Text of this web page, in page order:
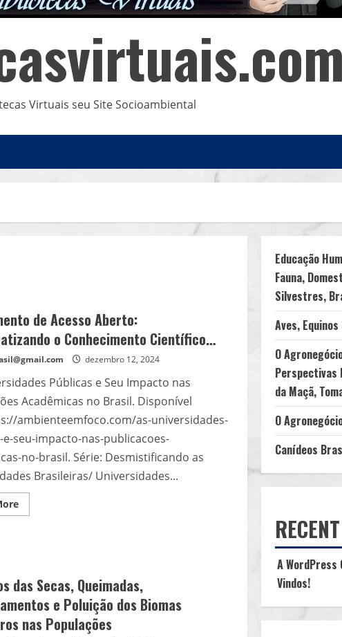
Virtuais seu Site Socioambiental
de Acesso Aberto:
o Conhecimento Científico…
dezembro 12, 2024
Públicas e Seu Impacto nas
Acadêmicas no Brasil. Disponível
ambienteemfoco.com/as-universidades-
e-seu-impacto-nas-publicacoes-
no-brasil. Série: Desmistificando as
Brasileiras/ Universidades...
Read
more
Democratizando
o
Conhecimento
Científico…
das Secas, Queimadas,
e Poluição dos Biomas
nas Populações
Educação
Fauna,
Silvestres,
Aves,
O
Perspectivas
da Maçã,
O
Canídeos
A WordPress
Vindos!